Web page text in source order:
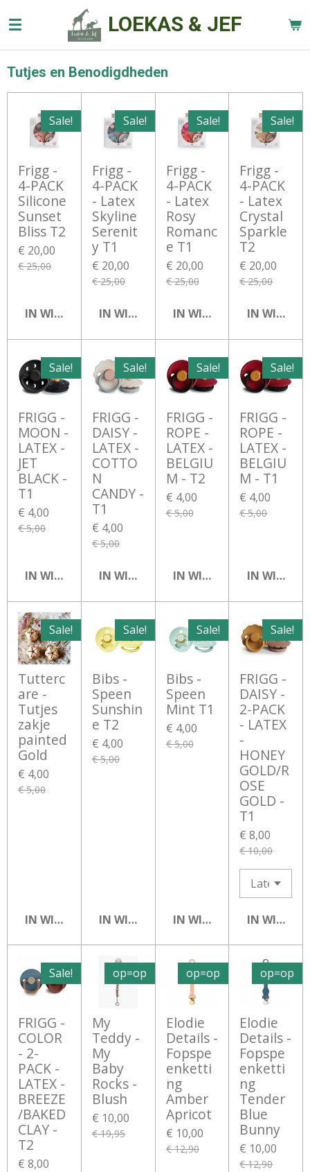
direct
de
hoofdinhoud
LOEKAS & JEF
Tutjes en Benodigdheden
Sale!
Frigg -
4-PACK
Silicone
Sunset
Bliss T2
€ 20,00
€ 25,00
IN WINKELWAGEN
Sale!
Frigg -
4-PACK
- Latex
Skyline
Serenit
y T1
€ 20,00
€ 25,00
IN WINKELWAGEN
Sale!
Frigg -
4-PACK
- Latex
Rosy
Romanc
e T1
€ 20,00
€ 25,00
IN WINKELWAGEN
Sale!
Frigg -
4-PACK
- Latex
Crystal
Sparkle
T2
€ 20,00
€ 25,00
IN
Sale!
FRIGG -
MOON -
LATEX -
JET
BLACK -
T1
€ 4,00
€ 5,00
IN WINKELWAGEN
Sale!
FRIGG -
DAISY -
LATEX -
COTTO
N
CANDY -
T1
€ 4,00
€ 5,00
IN WINKELWAGEN
Sale!
FRIGG -
ROPE -
LATEX -
BELGIU
M - T2
€ 4,00
€ 5,00
IN WINKELWAGEN
Sale!
FRIGG -
ROPE -
LATEX -
BELGIU
M - T1
€ 4,00
€ 5,00
IN
Sale!
Tutterc
are -
Tutjes
zakje
painted
Gold
€ 4,00
€ 5,00
IN WINKELWAGEN
Sale!
Bibs -
Speen
Sunshin
e T2
€ 4,00
€ 5,00
IN WINKELWAGEN
Sale!
Bibs -
Speen
Mint T1
€ 4,00
€ 5,00
IN WINKELWAGEN
Sale!
FRIGG -
DAISY -
2-PACK
- LATEX
-
HONEY
GOLD/R
OSE
GOLD -
T1
€ 8,00
€ 10,00
IN
Sale!
FRIGG -
COLOR
- 2-
PACK -
LATEX -
BREEZE
/BAKED
CLAY -
T2
€ 8,00
op=op
My
Teddy -
My
Baby
Rocks -
Blush
€ 10,00
€ 19,95
op=op
Elodie
Details -
Fopspe
enketti
ng
Amber
Apricot
€ 10,00
€ 12,90
op=op
Elodie
Details -
Fopspe
enketti
ng
Tender
Blue
Bunny
€ 10,00
€ 12,90